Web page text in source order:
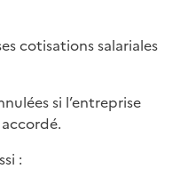
cotisations salariales
si l’entreprise
: